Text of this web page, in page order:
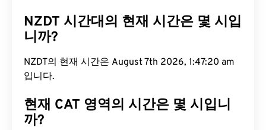
NZDT 시간대의 현재 시간은 몇 시입
니까?
NZDT의 현재 시간은 August 7th 2026, 1:47:21 am입
니다.
현재 CAT 영역의 시간은 몇 시입니
까?